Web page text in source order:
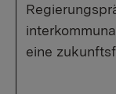
eine